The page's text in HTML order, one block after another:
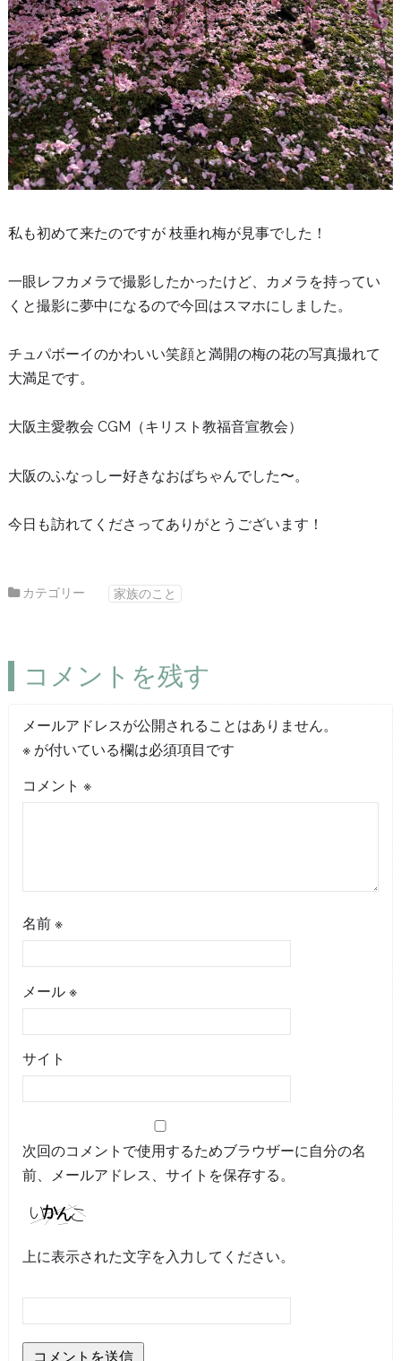
私も初めて来たのですが 枝垂れ梅が見事でした！
一眼レフカメラで撮影したかったけど、カメラを持ってい
くと撮影に夢中になるので今回はスマホにしました。
チュパボーイのかわいい笑顔と満開の梅の花の写真撮れて
大満足です。
大阪主愛教会 CGM（キリスト教福音宣教会）
大阪のふなっしー好きなおばちゃんでした〜。
今日も訪れてくださってありがとうございます！
カテゴリー 家族のこと
コメントを残す
メールアドレスが公開されることはありません。
※が付いている欄は必須項目です
コメント ※
名前 ※
メール ※
サイト
次回のコメントで使用するためブラウザーに自分の名
前、メールアドレス、サイトを保存する。
上に表示された文字を入力してください。